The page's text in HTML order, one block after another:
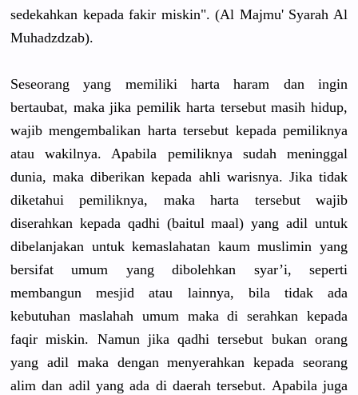
sedekahkan kepada fakir miskin". (Al Majmu' Syarah Al
Muhadzdzab).
Seseorang yang memiliki harta haram dan ingin
bertaubat, maka jika pemilik harta tersebut masih hidup,
wajib mengembalikan harta tersebut kepada pemiliknya
atau wakilnya. Apabila pemiliknya sudah meninggal
dunia, maka diberikan kepada ahli warisnya. Jika tidak
diketahui pemiliknya, maka harta tersebut wajib
diserahkan kepada qadhi (baitul maal) yang adil untuk
dibelanjakan untuk kemaslahatan kaum muslimin yang
bersifat umum yang dibolehkan syar’i, seperti
membangun mesjid atau lainnya, bila tidak ada
kebutuhan maslahah umum maka di serahkan kepada
faqir miskin. Namun jika qadhi tersebut bukan orang
yang adil maka dengan menyerahkan kepada seorang
alim dan adil yang ada di daerah tersebut. Apabila juga